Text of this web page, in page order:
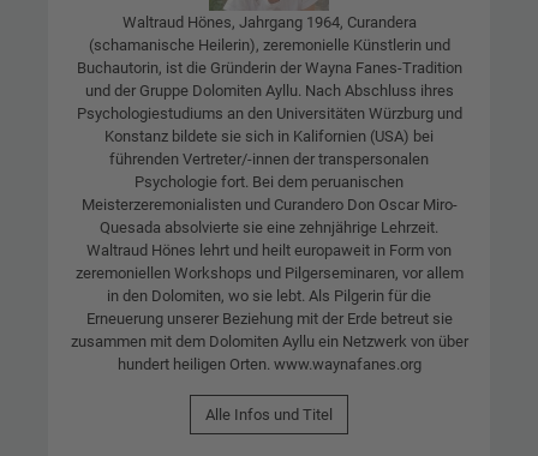
Waltraud Hönes, Jahrgang 1964, Curandera
(schamanische Heilerin), zeremonielle Künstlerin und
Buchautorin, ist die Gründerin der Wayna Fanes-Tradition
und der Gruppe Dolomiten Ayllu. Nach Abschluss ihres
Psychologiestudiums an den Universitäten Würzburg und
Konstanz bildete sie sich in Kalifornien (USA) bei
führenden Vertreter/-innen der transpersonalen
Psychologie fort. Bei dem peruanischen
Meisterzeremonialisten und Curandero Don Oscar Miro-
Quesada absolvierte sie eine zehnjährige Lehrzeit.
Waltraud Hönes lehrt und heilt europaweit in Form von
zeremoniellen Workshops und Pilgerseminaren, vor allem
in den Dolomiten, wo sie lebt. Als Pilgerin für die
Erneuerung unserer Beziehung mit der Erde betreut sie
zusammen mit dem Dolomiten Ayllu ein Netzwerk von über
hundert heiligen Orten. www.waynafanes.org
Alle Infos und Titel